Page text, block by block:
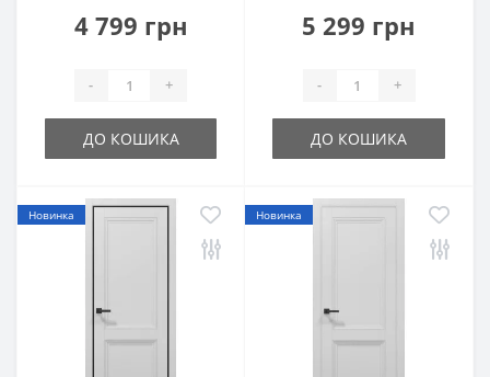
4 799 грн
- +
ДО КОШИКА
5 299 грн
- +
ДО КОШИКА
Новинка Новинка